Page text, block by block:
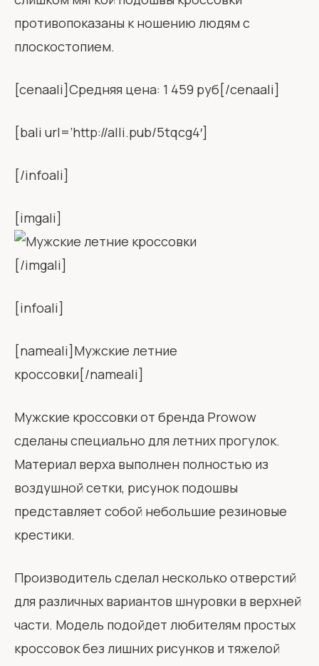
противопоказаны к ношению людям с
плоскостопием.
[cenaali]Средняя цена: 1 459 руб[/cenaali]
[bali url=’http://alli.pub/5tqcg4′]
[/infoali]
[imgali]
[/imgali]
[infoali]
[nameali]Мужские летние
кроссовки[/nameali]
Мужские кроссовки от бренда Prowow
сделаны специально для летних прогулок.
Материал верха выполнен полностью из
воздушной сетки, рисунок подошвы
представляет собой небольшие резиновые
крестики.
Производитель сделал несколько отверстий
для различных вариантов шнуровки в верхней
части. Модель подойдет любителям простых
кроссовок без лишних рисунков и тяжелой